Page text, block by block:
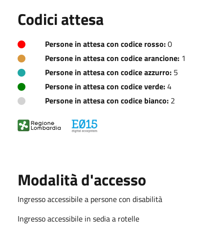
Codici attesa
Persone in attesa con codice rosso:0
Persone in attesa con codice arancione: 1
Persone in attesa con codice azzurro: 5
Persone in attesa con codice verde:4
Persone in attesa con codice bianco: 2
Modalità d'accesso
Ingresso accessibile a persone con disabilità
Ingresso accessibile in sedia a rotelle